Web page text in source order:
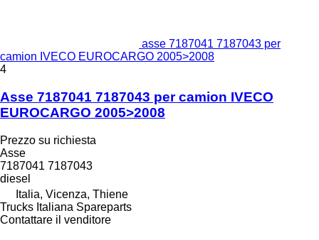
asse 7187041 7187043 per
camion IVECO EUROCARGO 2005>2008
4
Asse 7187041 7187043 per camion IVECO
EUROCARGO 2005>2008
Prezzo su richiesta
Asse
7187041 7187043
diesel
Italia, Vicenza, Thiene
Trucks Italiana Spareparts
Contattare il venditore